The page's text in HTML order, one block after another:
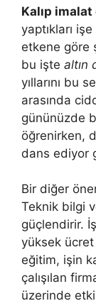
Kalıp
yaptıkları
etkene göre
bu işte altın
yıllarını bu
arasında
gününüzde
öğrenirken,
dans ediyor
Bir diğer
Teknik bilgi
güçlendirir.
yüksek
eğitim, işin
çalışılan
üzerinde